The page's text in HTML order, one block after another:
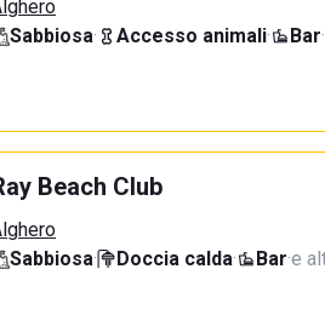
Sabbiosa· Accesso animali· Bar·
Beach Club
Sabbiosa· Doccia calda· Bar·e